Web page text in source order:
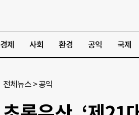
경제 사회 환경 공익 국제
전체뉴스 >공익